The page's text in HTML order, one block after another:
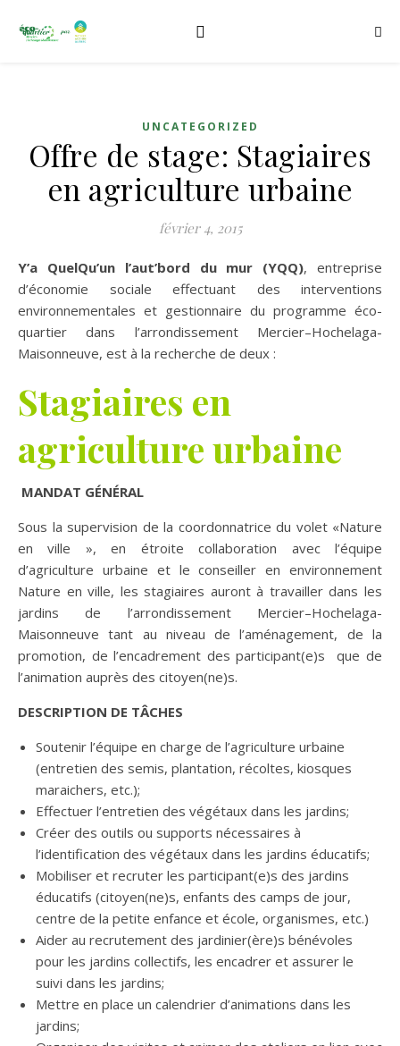
UNCATEGORIZED
Offre de stage: Stagiaires
en agriculture urbaine
février 4, 2015
Y’a QuelQu’un l’aut’bord du mur (YQQ), entreprise
d’économie sociale effectuant des interventions
environnementales et gestionnaire du programme éco-
quartier dans l’arrondissement Mercier–Hochelaga-
Maisonneuve, est à la recherche de deux :
Stagiaires en
agriculture urbaine
MANDAT GÉNÉRAL
Sous la supervision de la coordonnatrice du volet «Nature
en ville », en étroite collaboration avec l’équipe
d’agriculture urbaine et le conseiller en environnement
Nature en ville, les stagiaires auront à travailler dans les
jardins de l’arrondissement Mercier–Hochelaga-
Maisonneuve tant au niveau de l’aménagement, de la
promotion, de l’encadrement des participant(e)s que de
l’animation auprès des citoyen(ne)s.
DESCRIPTION DE TÂCHES
Soutenir l’équipe en charge de l’agriculture urbaine
(entretien des semis, plantation, récoltes, kiosques
maraichers, etc.);
Effectuer l’entretien des végétaux dans les jardins;
Créer des outils ou supports nécessaires à
l’identification des végétaux dans les jardins éducatifs;
Mobiliser et recruter les participant(e)s des jardins
éducatifs (citoyen(ne)s, enfants des camps de jour,
centre de la petite enfance et école, organismes, etc.)
Aider au recrutement des jardinier(ère)s bénévoles
pour les jardins collectifs, les encadrer et assurer le
suivi dans les jardins;
Mettre en place un calendrier d’animations dans les
jardins;